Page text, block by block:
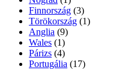
Finnország (3)
Törökország (1)
Anglia (9)
Wales (1)
Párizs (4)
Portugália (17)